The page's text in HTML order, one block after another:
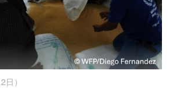
ーで倒壊した建物（2025年3月30日）
地震の緊急食料支援へのご支援を
）